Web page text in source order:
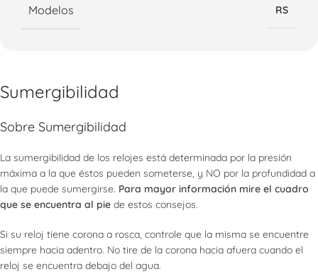
Modelos RS
Sumergibilidad
Sobre Sumergibilidad
La sumergibilidad de los relojes está determinada por la presión
máxima a la que éstos pueden someterse, y NO por la profundidad a
la que puede sumergirse. Para mayor información mire el cuadro
que se encuentra al pie de estos consejos.
Si su reloj tiene corona a rosca, controle que la misma se encuentre
siempre hacia adentro. No tire de la corona hacia afuera cuando el
reloj se encuentra debajo del agua.